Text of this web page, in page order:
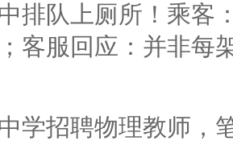
排队上厕所！乘客
客服回应：并非每
学招聘物理教师，